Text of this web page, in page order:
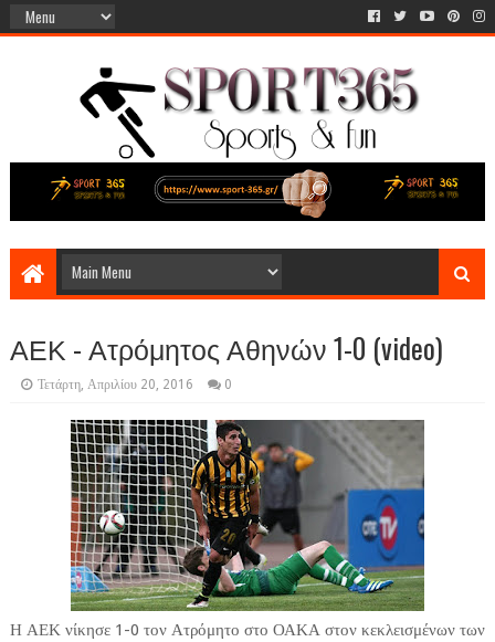
ΑΕΚ - Ατρόμητος Αθηνών 1-0 (video)
Τετάρτη, Απριλίου 20, 2016 0
Η ΑΕΚ νίκησε 1-0 τον Ατρόμητο στο ΟΑΚΑ στον κεκλεισμένων των